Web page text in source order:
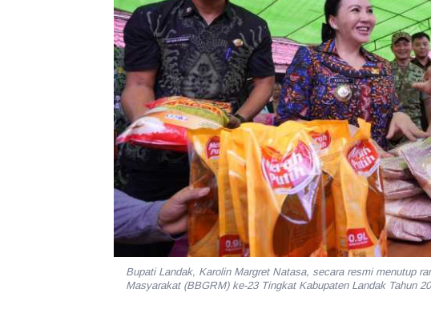
Bupati Landak, Karolin Margret Natasa, secara resmi menutup
Masyarakat (BBGRM) ke-23 Tingkat Kabupaten Landak Tahun